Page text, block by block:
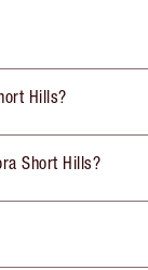
Hills?
Short Hills?